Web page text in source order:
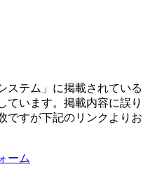
ステム」に掲載されている
ています。掲載内容に誤り
ですが下記のリンクよりお
ーム